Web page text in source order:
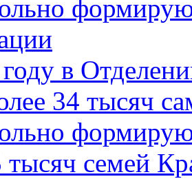
в
34 тысяч
тысяч семей